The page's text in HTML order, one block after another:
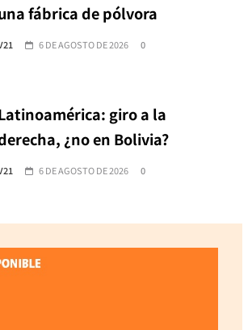
fábrica de pólvora
6 DE AGOSTO DE 2026 0
giro a la
¿no en Bolivia?
6 DE AGOSTO DE 2026 0